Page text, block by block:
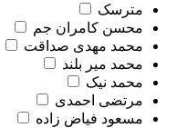
مترسک
محسن کامران جم
محمد مهدی صداقت
محمد میر بلند
محمد نیک
مرتضی احمدی
مسعود فیاض زاده